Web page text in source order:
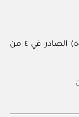
نشر في عدد جريدة أم القرى رقم (٥٠٥٠) الصادر في ٤ من